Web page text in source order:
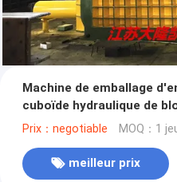
Machine de emballage
cuboïde hydraulique de
de valve
Prix：negotiable MOQ：1
meilleur prix